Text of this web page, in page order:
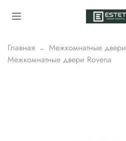
Главная
Межкомнатные двери
Межкомнатные двери Rovena